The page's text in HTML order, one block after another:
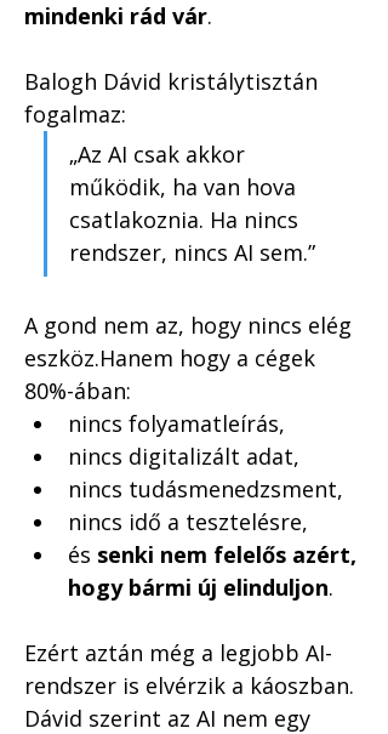
mindenki rád vár.
Balogh Dávid kristálytisztán
fogalmaz:
„Az AI csak akkor
működik, ha van hova
csatlakoznia. Ha nincs
rendszer, nincs AI sem.”
A gond nem az, hogy nincs elég
eszköz.Hanem hogy a cégek
80%-ában:
nincs folyamatleírás,
nincs digitalizált adat,
nincs tudásmenedzsment,
nincs idő a tesztelésre,
és senki nem felelős azért,
hogy bármi új elinduljon.
Ezért aztán még a legjobb AI-
rendszer is elvérzik a káoszban.
Dávid szerint az AI nem egy